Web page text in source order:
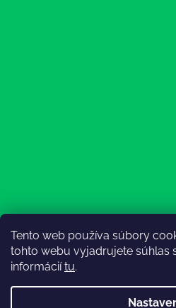
Tento web používa súbory
tohto webu vyjadrujete súhlas
informáciítu.
Sledovať na